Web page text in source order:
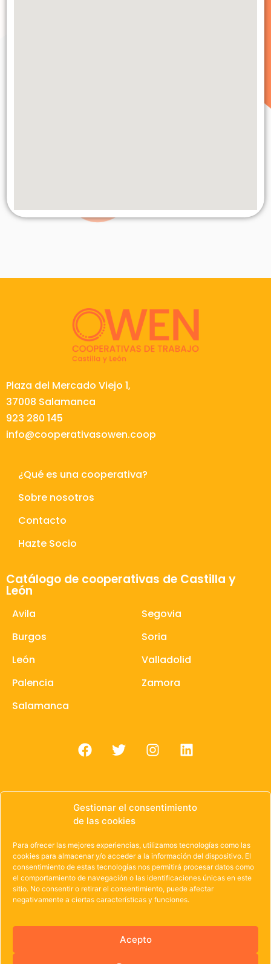
Gestionar el consentimiento
de las cookies
Para ofrecer las mejores experiencias, utilizamos tecnologías como las
cookies para almacenar y/o acceder a la información del dispositivo. El
consentimiento de estas tecnologías nos permitirá procesar datos como
el comportamiento de navegación o las identificaciones únicas en este
sitio. No consentir o retirar el consentimiento, puede afectar
negativamente a ciertas características y funciones.
Acepto
Plaza del Mercado Viejo 1,
37008 Salamanca
923 280 145
info@cooperativasowen.coop
¿Qué es una cooperativa?
Sobre nosotros
Contacto
Hazte Socio
Catálogo de cooperativas de Castilla y
León
Avila
Burgos
León
Palencia
Salamanca
Segovia
Soria
Valladolid
Zamora
© 1985 – 2021 | OWEN Unión de Cooperativas de
Trabajo de Castilla y León
Aviso Legal·Política de Privacidad·Política de
Cookies